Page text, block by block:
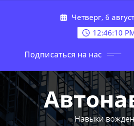
Четверг, 6
12:46:11
Подписаться на нас
Навыки